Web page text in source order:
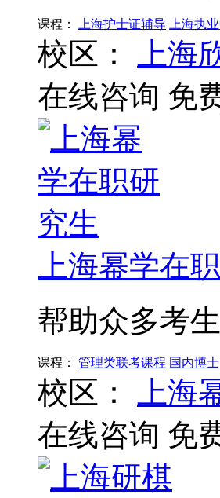
课程： 上海护士证辅导 上海执
校区： 上海
在线咨询 免
上海幂学在
帮助众多考
课程： 管理类联考课程 国内博士
校区： 上海
在线咨询 免